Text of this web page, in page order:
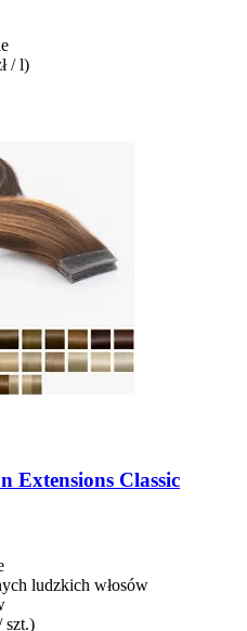
/ l)
Extensions Classic
ludzkich włosów
szt.)